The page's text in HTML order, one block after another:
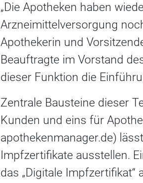
„Die Apotheken haben
Arzneimittelversorgung
Apothekerin und
Beauftragte im Vorstand
dieser Funktion die
Zentrale Bausteine dieser
Kunden und eins für
apothekenmanager.de)
Impfzertifikate ausstellen.
das „Digitale